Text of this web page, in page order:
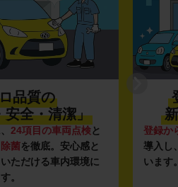
品質の
安全・清潔」
24項目の車両点検と
菌を徹底。安心感と
ただける車内環境に
。
登録か
導入し
います